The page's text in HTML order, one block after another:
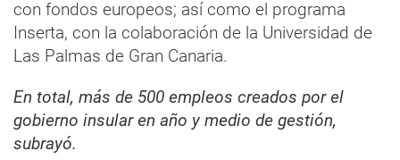
con fondos europeos; así como el programa
Inserta, con la colaboración de la Universidad de
Las Palmas de Gran Canaria.
En total, más de 500 empleos creados por el
gobierno insular en año y medio de gestión,
subrayó.